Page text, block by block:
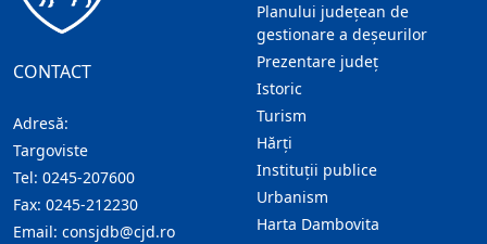
CONTACT
Adresă:
Targoviste
Tel: 0245-207600
Fax: 0245-212230
Email: consjdb@cjd.ro
Planului județean de
gestionare a deșeurilor
Prezentare judeţ
Istoric
Turism
Hărţi
Instituţii publice
Urbanism
Harta Dambovita